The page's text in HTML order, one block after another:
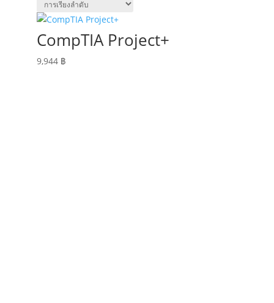
CompTIA Project+
9,944 ฿